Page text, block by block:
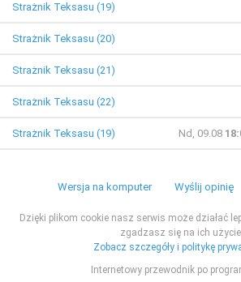
Strażnik Teksasu (19)
Strażnik Teksasu (20)
Strażnik Teksasu (21)
Strażnik Teksasu (22)
Strażnik Teksasu (19) Nd, 09.08
Wersja na komputer Wyślij opinię
Dzięki plikom cookie nasz serwis może działać
zgadzasz się na ich
Zobacz szczegóły i politykę
Internetowy przewodnik po